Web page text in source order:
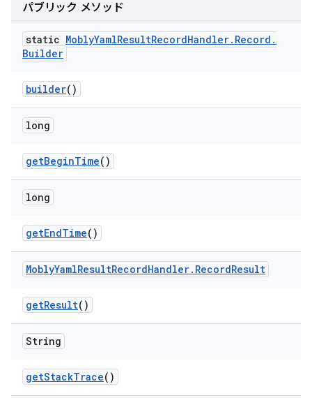
パブリック メソッド
static MoblyYamlResultRecordHandler. Record .
Builder
builder()
long
getBeginTime()
long
getEndTime()
MoblyYamlResultRecordHandler. RecordResult
getResult()
String
getStackTrace()